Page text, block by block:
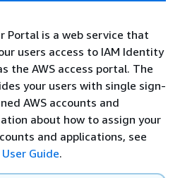
Portal is a web service that
users access to IAM Identity
the AWS access portal. The
your users with single sign-
AWS accounts and
about how to assign your
and applications, see
Guide.